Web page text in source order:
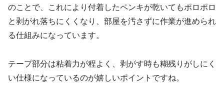
のことで、これにより付着したペンキが乾いてもポロポロ
と剥がれ落ちにくくなり、部屋を汚さずに作業が進められ
る仕組みになっています。
テープ部分は粘着力が程よく、剥がす時も糊残りがしにく
い仕様になっているのが嬉しいポイントですね。